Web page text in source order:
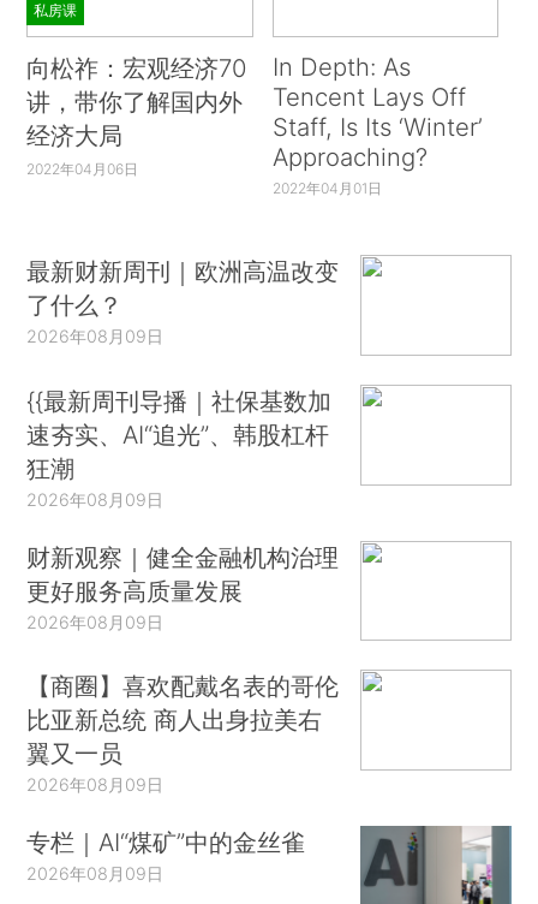
私房课
向松祚：宏观经济70
讲，带你了解国内外
经济大局
2022年04月06日
In Depth: As
Tencent Lays Off
Staff, Is Its ‘Winter’
Approaching?
2022年04月01日
最新财新周刊｜欧洲高温改变
了什么？
2026年08月09日
{{最新周刊导播｜社保基数加
速夯实、AI“追光”、韩股杠杆
狂潮
2026年08月09日
财新观察｜健全金融机构治理
更好服务高质量发展
2026年08月09日
【商圈】喜欢配戴名表的哥伦
比亚新总统 商人出身拉美右
翼又一员
2026年08月09日
专栏｜AI“煤矿”中的金丝雀
2026年08月09日